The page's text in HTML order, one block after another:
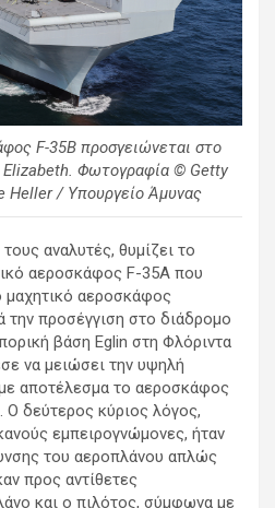
F-35B προσγειώνεται στο
Φωτογραφία © Getty
Heller / Υπουργείο Άμυνας
αναλυτές, θυμίζει το
αεροσκάφος F-35A που
μαχητικό αεροσκάφος
την προσέγγιση στο διάδρομο
βάση Eglin στη Φλόριντα
να μειώσει την υψηλή
αποτέλεσμα το αεροσκάφος
Ο δεύτερος κύριος λόγος,
εμπειρογνώμονες, ήταν
του αεροπλάνου απλώς
προς αντίθετες
και ο πιλότος, σύμφωνα με